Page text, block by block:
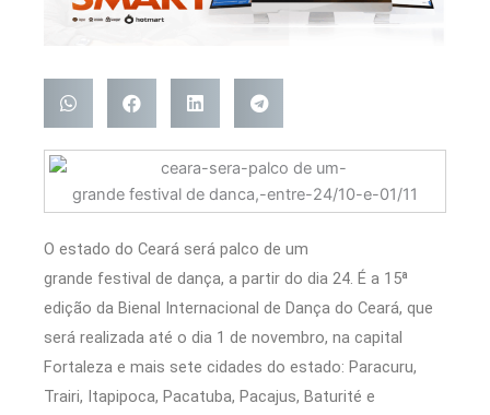
O estado do Ceará será palco de um
grande festival de dança, a partir do dia 24. É a 15ª
edição da Bienal Internacional de Dança do Ceará, que
será realizada até o dia 1 de novembro, na capital
Fortaleza e mais sete cidades do estado: Paracuru,
Trairi, Itapipoca, Pacatuba, Pacajus, Baturité e